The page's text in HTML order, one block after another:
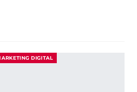
DIGITAL